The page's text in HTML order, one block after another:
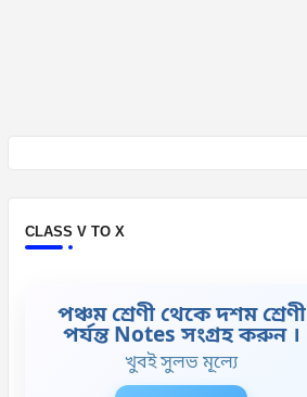
CLASS V TO X
পঞ্চম শ্রেণী থেকে দশম শ্রেণী
পর্যন্ত Notes সংগ্রহ করুন ।
খুবই সুলভ মূল্যে